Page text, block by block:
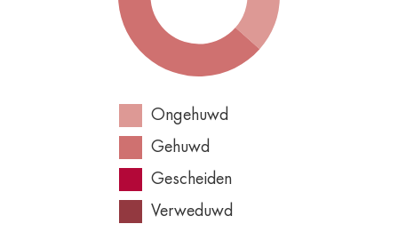
Ongehuwd
Gehuwd
Gescheiden
Verweduwd